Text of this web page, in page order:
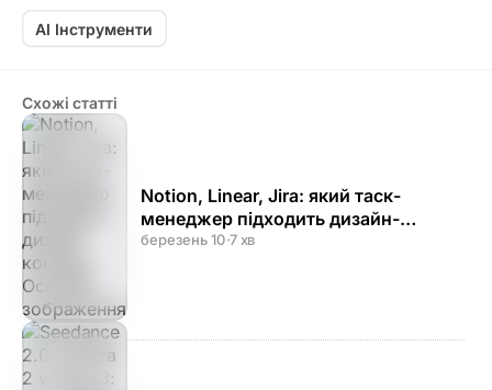
AI Інструменти
Схожі статті
Notion, Linear, Jira: який таск-
менеджер підходить дизайн-
команді
березень 10·7 хв